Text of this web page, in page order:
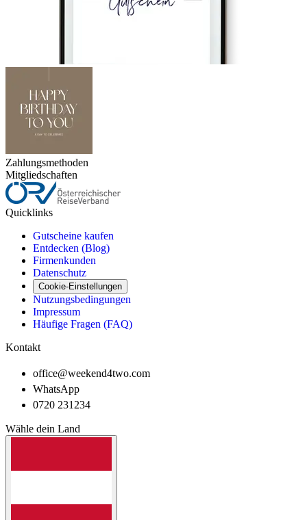
Zahlungsmethoden
Mitgliedschaften
Quicklinks
Gutscheine kaufen
Entdecken (Blog)
Firmenkunden
Datenschutz
Cookie-Einstellungen
Nutzungsbedingungen
Impressum
Häufige Fragen (FAQ)
Kontakt
office@weekend4two.com
WhatsApp
0720 231234
Wähle dein Land